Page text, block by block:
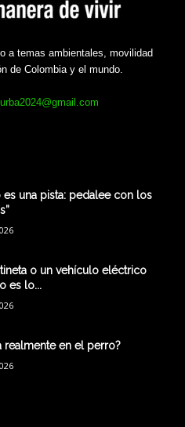
a temas ambientales, movilidad
de Colombia y el mundo.
es una pista: pedalee con los
o un vehículo eléctrico
es lo...
realmente en el perro?